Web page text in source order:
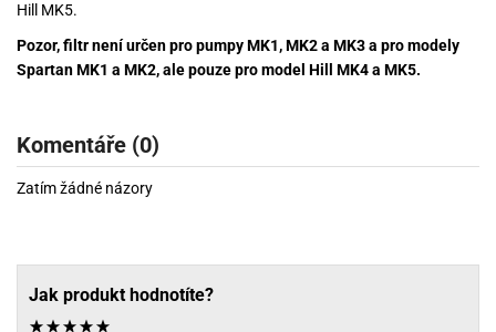
Hill MK5.
Pozor, filtr není určen pro pumpy MK1, MK2 a MK3 a pro modely
Spartan MK1 a MK2, ale pouze pro model Hill MK4 a MK5.
Komentáře (0)
Zatím žádné názory
Jak produkt hodnotíte?